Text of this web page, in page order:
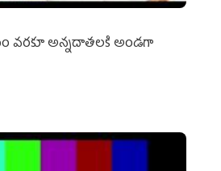
వరకూ అన్నదాతలకి అండగా